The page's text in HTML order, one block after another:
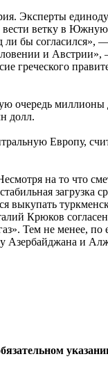
Эксперты
вести ветку в
бы согласился»,
и Австрии»,
греческого
миллионы
долл.
Европу,
на то что
загрузка
выкупать
Крюков
Тем не менее,
Азербайджана и